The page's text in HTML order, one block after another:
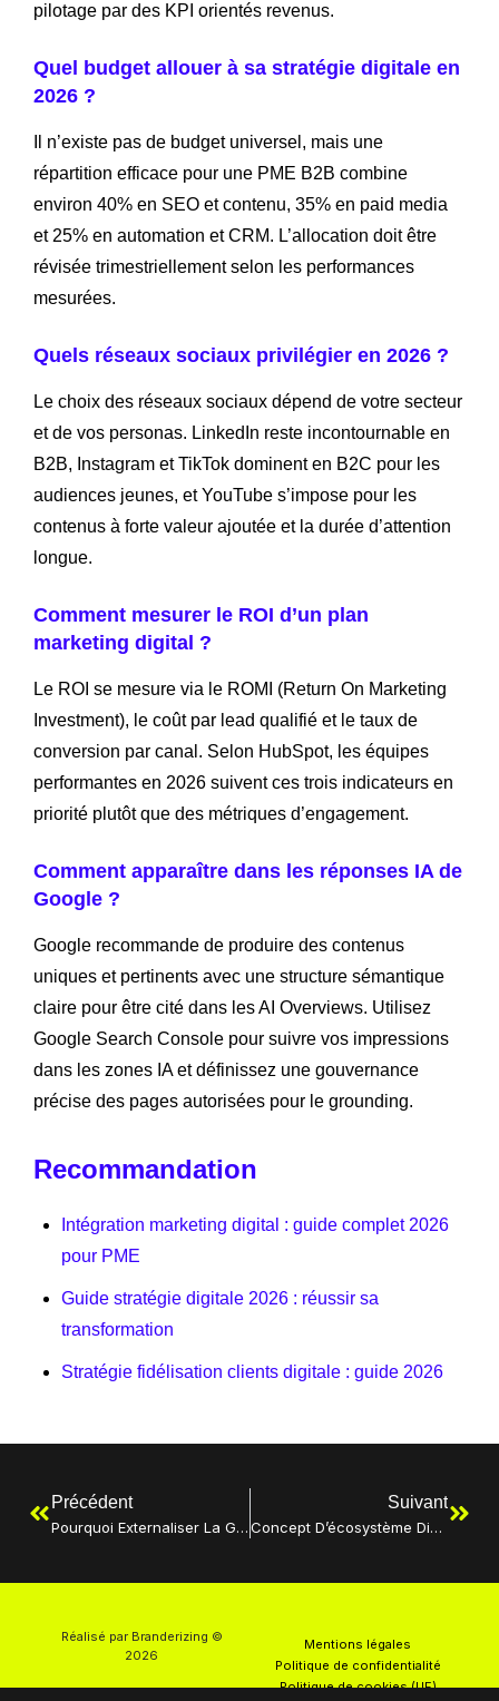
pilotage par des KPI orientés revenus.
Quel budget allouer à sa stratégie digitale en
2026 ?
Il n’existe pas de budget universel, mais une
répartition efficace pour une PME B2B combine
environ 40% en SEO et contenu, 35% en paid media
et 25% en automation et CRM. L’allocation doit être
révisée trimestriellement selon les performances
mesurées.
Quels réseaux sociaux privilégier en 2026 ?
Le choix des réseaux sociaux dépend de votre secteur
et de vos personas. LinkedIn reste incontournable en
B2B, Instagram et TikTok dominent en B2C pour les
audiences jeunes, et YouTube s’impose pour les
contenus à forte valeur ajoutée et la durée d’attention
longue.
Comment mesurer le ROI d’un plan
marketing digital ?
Le ROI se mesure via le ROMI (Return On Marketing
Investment), le coût par lead qualifié et le taux de
conversion par canal. Selon HubSpot, les équipes
performantes en 2026 suivent ces trois indicateurs en
priorité plutôt que des métriques d’engagement.
Comment apparaître dans les réponses IA de
Google ?
Google recommande de produire des contenus
uniques et pertinents avec une structure sémantique
claire pour être cité dans les AI Overviews. Utilisez
Google Search Console pour suivre vos impressions
dans les zones IA et définissez une gouvernance
précise des pages autorisées pour le grounding.
Recommandation
Intégration marketing digital : guide complet 2026
pour PME
Guide stratégie digitale 2026 : réussir sa
transformation
Stratégie fidélisation clients digitale : guide 2026
Précédent
Pourquoi Externaliser La Gestion Digitale En 2026
Suivant
Concept D’écosystème Digital : Guide Stratégique 2026
Réalisé par Branderizing ©
2026
Mentions légales
Politique de confidentialité
Politique de cookies (UE)